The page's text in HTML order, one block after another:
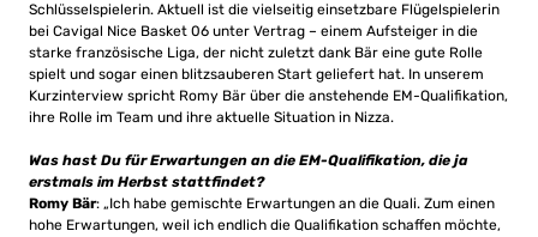
Schlüsselspielerin. Aktuell ist die vielseitig einsetzbare Flügelspielerin
bei Cavigal Nice Basket 06 unter Vertrag – einem Aufsteiger in die
starke französische Liga, der nicht zuletzt dank Bär eine gute Rolle
spielt und sogar einen blitzsauberen Start geliefert hat. In unserem
Kurzinterview spricht Romy Bär über die anstehende EM-Qualifikation,
ihre Rolle im Team und ihre aktuelle Situation in Nizza.
Was hast Du für Erwartungen an die EM-Qualifikation, die ja
erstmals im Herbst stattfindet?
Romy Bär: „Ich habe gemischte Erwartungen an die Quali. Zum einen
hohe Erwartungen, weil ich endlich die Qualifikation schaffen möchte,